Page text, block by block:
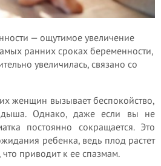
— ощутимое увеличение
ранних сроках беременности,
увеличилась, связано со
женщин вызывает беспокойство,
Однако, даже если вы не
постоянно сокращается. Это
ребенка, ведь плод растет
приводит к ее спазмам.